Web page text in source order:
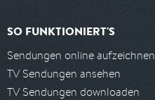
SO FUNKTIONIERT'S
Sendungen online aufzeichnen
TV Sendungen ansehen
TV Sendungen downloaden